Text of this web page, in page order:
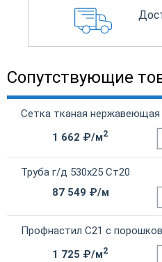
Сопутствующие
Сетка тканая нержавеющая
1 662 ₽/м2
Труба г/д 530х25 Ст20
87 549 ₽/м
Профнастил С21 с
1 725 ₽/м2